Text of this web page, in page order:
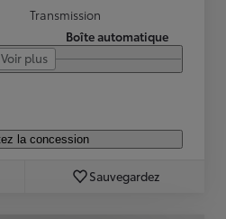
Transmission
Boîte automatique
Voir plus
la concession
Sauvegardez